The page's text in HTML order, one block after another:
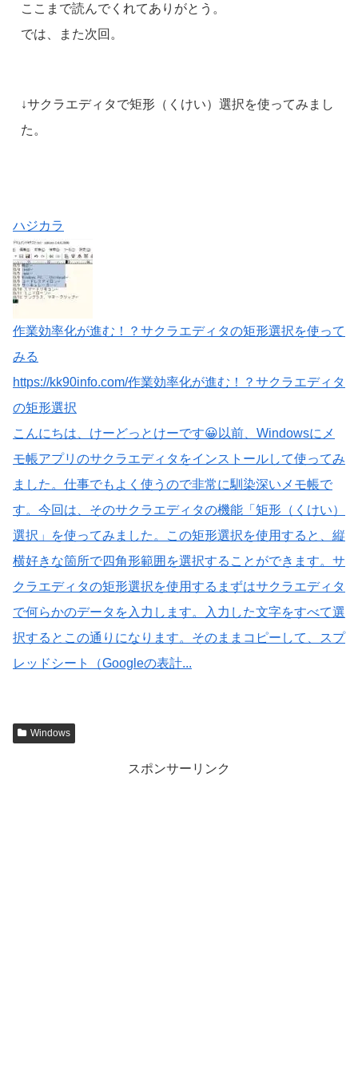
ここまで読んでくれてありがとう。
では、また次回。
↓サクラエディタで矩形（くけい）選択を使ってみまし
た。
ハジカラ
作業効率化が進む！？サクラエディタの矩形選択を使って
みる
https://kk90info.com/作業効率化が進む！？サクラエディタ
の矩形選択
こんにちは、けーどっとけーです😀以前、Windowsにメ
モ帳アプリのサクラエディタをインストールして使ってみ
ました。仕事でもよく使うので非常に馴染深いメモ帳で
す。今回は、そのサクラエディタの機能「矩形（くけい）
選択」を使ってみました。この矩形選択を使用すると、縦
横好きな箇所で四角形範囲を選択することができます。サ
クラエディタの矩形選択を使用するまずはサクラエディタ
で何らかのデータを入力します。入力した文字をすべて選
択するとこの通りになります。そのままコピーして、スプ
レッドシート（Googleの表計...
Windows
スポンサーリンク